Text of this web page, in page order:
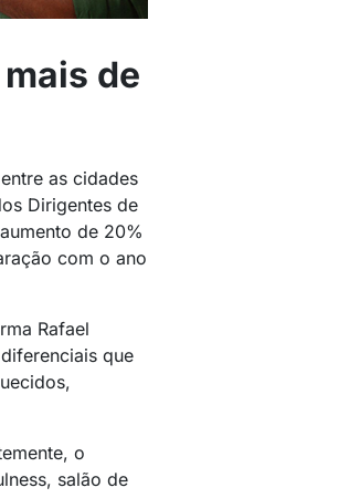
de
as cidades
Dirigentes de
de 20%
com o ano
Rafael
que
o
salão de